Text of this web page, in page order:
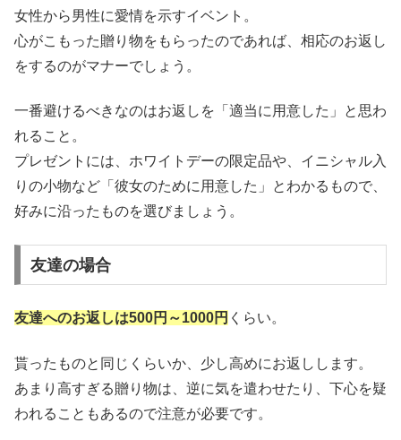
女性から男性に愛情を示すイベント。
心がこもった贈り物をもらったのであれば、相応のお返し
をするのがマナーでしょう。
一番避けるべきなのはお返しを「適当に用意した」と思わ
れること。
プレゼントには、ホワイトデーの限定品や、イニシャル入
りの小物など「彼女のために用意した」とわかるもので、
好みに沿ったものを選びましょう。
友達の場合
友達へのお返しは500円～1000円 くらい。
貰ったものと同じくらいか、少し高めにお返しします。
あまり高すぎる贈り物は、逆に気を遣わせたり、下心を疑
われることもあるので注意が必要です。